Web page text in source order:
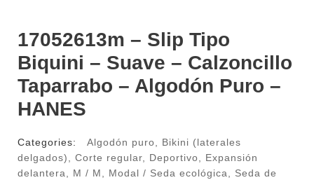
17052613m – Slip Tipo
Biquini – Suave – Calzoncillo
Taparrabo – Algodón Puro –
HANES
Categories: Algodón puro, Bikini (laterales
delgados), Corte regular, Deportivo, Expansión
delantera, M / M, Modal / Seda ecológica, Seda de